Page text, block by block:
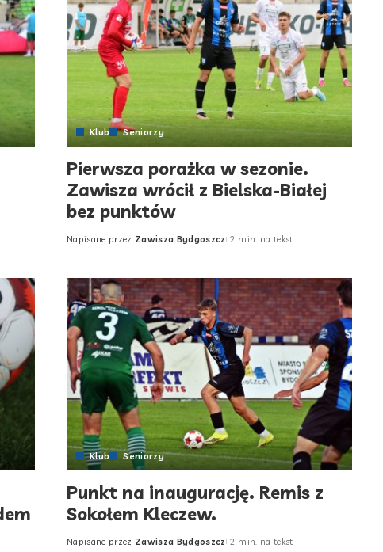
Klub Seniorzy
Pierwsza porażka w sezonie.
Zawisza wrócił z Bielska-Białej
bez punktów
Posted
Napisane przez Zawisza Bydgoszcz 2 min. na tekst
Klub Seniorzy
Punkt na inaugurację. Remis z
Sokołem Kleczew.
Posted
Napisane przez Zawisza Bydgoszcz 2 min. na tekst